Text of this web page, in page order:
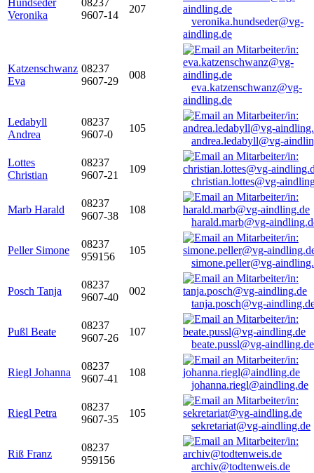
Hundseder
Veronika
08237
9607-14
207
veronika.hundseder@vg-
aindling.de
Katzenschwanz
Eva
08237
9607-29
008
eva.katzenschwanz@vg-
aindling.de
Ledabyll
Andrea
08237
9607-0
105
andrea.ledabyll@vg-
Lottes
Christian
08237
9607-21
109
christian.lottes@vg-
Marb Harald
08237
9607-38
108
harald.marb@vg-
Peller Simone
08237
959156
105
simone.peller@vg-
Posch Tanja
08237
9607-40
002
tanja.posch@vg-
Pußl Beate
08237
9607-26
107
beate.pussl@vg-aindling.de
Riegl Johanna
08237
9607-41
108
johanna.riegl@aindling.de
Riegl Petra
08237
9607-35
105
sekretariat@vg-aindling.de
Riß Franz
08237
959156
archiv@todtenweis.de